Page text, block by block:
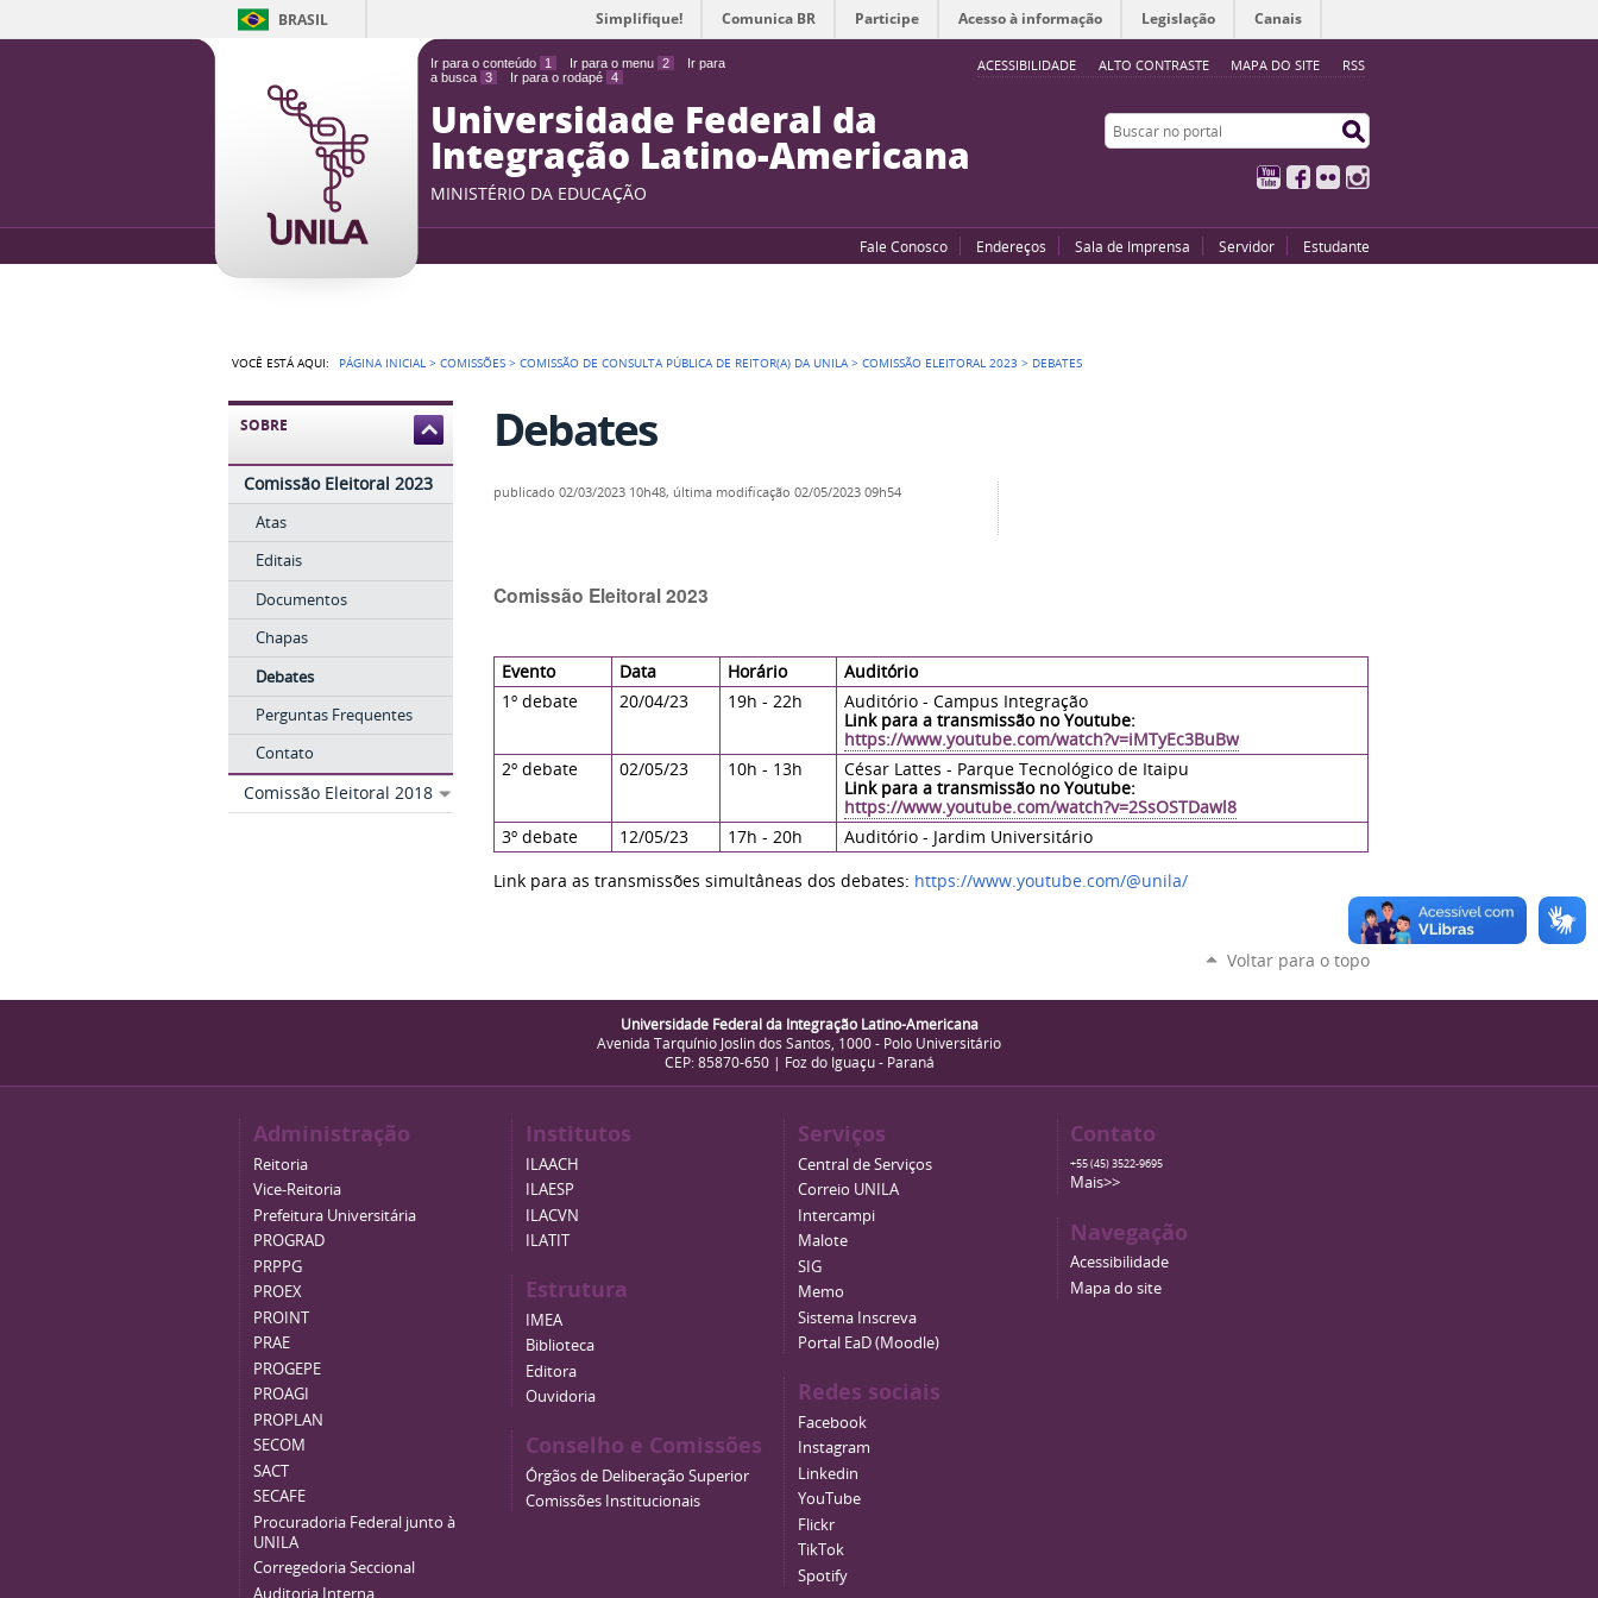
Ir para o conteúdo 1 Ir para o menu 2
Ir para
a busca 3 Ir para o rodapé 4
ACESSIBILIDADE ALTO CONTRASTE MAPA DO SITE RSS
BRASIL Simplifique! Comunica BR Participe Acesso à informação Legislação Canais
Universidade Federal da
Integração Latino-Americana
MINISTÉRIO DA EDUCAÇÃO
Buscar no portal
YouTubeFacebook
Flickr
Fale Conosco Endereços Sala de Imprensa Servidor Estudante
VOCÊ ESTÁ AQUI: PÁGINA INICIAL >COMISSÕES >COMISSÃO DE CONSULTA PÚBLICA DE REITOR(A) DA UNILA >COMISSÃO ELEITORAL 2023 > DEBATES
SOBRE
Comissão Eleitoral 2023
Atas
Editais
Documentos
Chapas
Debates
Perguntas Frequentes
Contato
Comissão Eleitoral 2018
Debates
publicado 02/03/2023 10h48, última modificação 02/05/2023 09h54
Comissão Eleitoral 2023
Evento Data Horário
Auditório
1º debate
20/04/23 19h - 22h
Auditório - Campus Integração
Link para a transmissão no Youtube:
https://www.youtube.com/watch?v=iMTyEc3BuBw
2º debate
02/05/23 10h - 13h
César Lattes - Parque Tecnológico de Itaipu
Link para a transmissão no Youtube:
https://www.youtube.com/watch?v=2SsOSTDawl8
3º debate
12/05/23 17h - 20h Auditório - Jardim Universitário
Link para as transmissões simultâneas dos debates: https://www.youtube.com/@unila/
Voltar para o topo
Universidade Federal da Integração Latino-Americana
Avenida Tarquínio Joslin dos Santos, 1000 - Polo Universitário
CEP: 85870-650 | Foz do Iguaçu - Paraná
Administração
Reitoria
Vice-Reitoria
Prefeitura Universitária
PROGRAD
PRPPG
PROEX
PROINT
PRAE
PROGEPE
PROAGI
PROPLAN
SECOM
SACT
SECAFE
Procuradoria Federal junto à
UNILA
Corregedoria Seccional
Auditoria Interna
Institutos
ILAACH
ILAESP
ILACVN
ILATIT
Estrutura
IMEA
Biblioteca
Editora
Ouvidoria
Conselho e Comissões
Órgãos de Deliberação Superior
Comissões Institucionais
Serviços
Central de Serviços
Correio UNILA
Intercampi
Malote
SIG
Memo
Sistema Inscreva
Portal EaD (Moodle)
Redes sociais
Facebook
Instagram
Linkedin
YouTube
Flickr
TikTok
Spotify
Contato
+55 (45) 3522-9695
Mais>>
Navegação
Acessibilidade
Mapa do site